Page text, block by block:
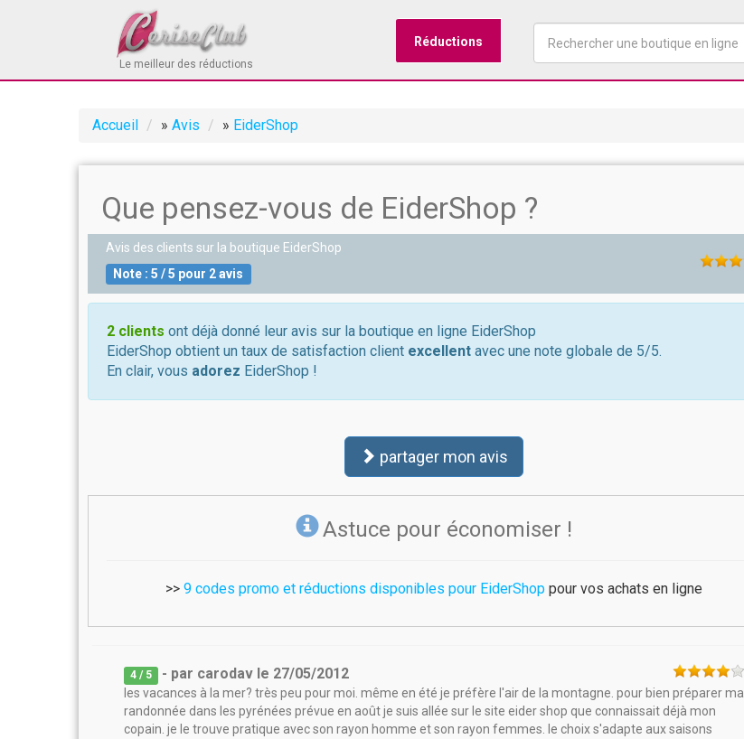
Le meilleur des réductions
Réductions
Accueil » Avis » EiderShop
Que pensez-vous de EiderShop ?
Avis des clients sur la boutique EiderShop
Note :5 /5 pour 2avis
2 clients ont déjà donné leur avis sur la boutique en ligne EiderShop
EiderShop obtient un taux de satisfaction client excellent avec une note globale de 5/5.
En clair, vous adorez EiderShop !
partager mon avis
Astuce pour économiser !
>>9 codes promo et réductions disponibles pour EiderShop pour vos achats en ligne
4 / 5 - par carodav le 27/05/2012
les vacances à la mer? très peu pour moi. même en été je préfère l'air de la montagne. pour bien préparer ma
randonnée dans les pyrénées prévue en août je suis allée sur le site eider shop que connaissait déjà mon
copain. je le trouve pratique avec son rayon homme et son rayon femmes. le choix s'adapte aux saisons